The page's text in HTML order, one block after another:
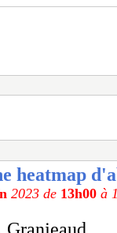
heatmap
2023 de 13h00 à